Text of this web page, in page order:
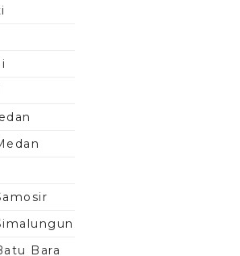
Bara